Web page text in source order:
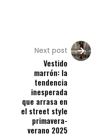
Next post
Vestido
marrón: la
tendencia
inesperada
que arrasa en
el street style
primavera-
verano 2025